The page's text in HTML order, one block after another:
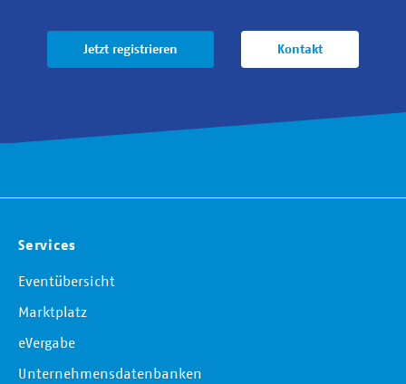
Jetzt registrieren Kontakt
Services
Eventübersicht
Marktplatz
eVergabe
Unternehmensdatenbanken